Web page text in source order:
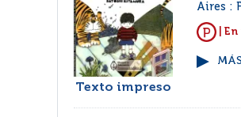
Texto impreso
Aires :
|